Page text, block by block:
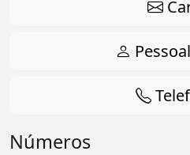
Números